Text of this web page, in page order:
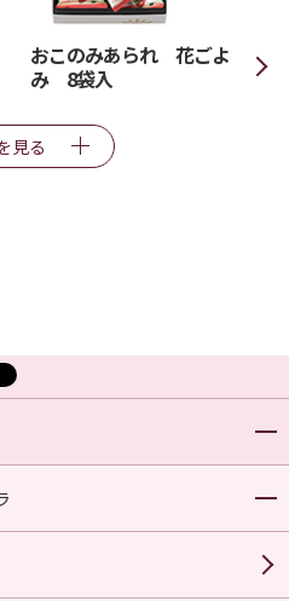
おこのみあられ 花ごよ
み 8袋入
見る